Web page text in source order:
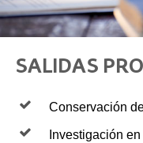
SALIDAS
Conservación
Investigación